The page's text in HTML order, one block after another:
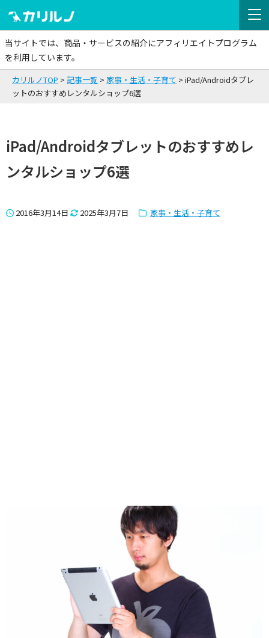
当サイトでは、商品・サービスの紹介にアフィリエイトプログラム
を利用しています。
カリルノTOP 記事一覧 家事・生活・子育て
iPad/Androidタブレ
ットのおすすめレンタルショップ6選
iPad/Androidタブレットのおすすめレ
ンタルショップ6選
2016年3月14日 2025年3月7日 家事・生活・子育て